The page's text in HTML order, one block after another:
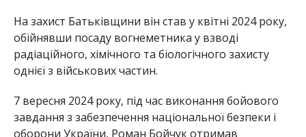
На захист Батьківщини він став у квітні 2024 року,
обійнявши посаду вогнеметника у взводі
радіаційного, хімічного та біологічного захисту
однієї з військових частин.
7 вересня 2024 року, під час виконання бойового
завдання з забезпечення національної безпеки і
оборони України, Роман Бойчук отримав